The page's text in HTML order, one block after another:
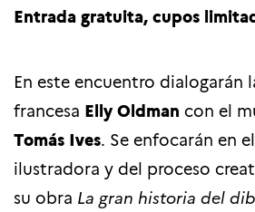
Entrada gratuita, cupos
En este encuentro dialogarán
francesa Elly Oldman con el
Tomás Ives. Se enfocarán en
ilustradora y del proceso
su obra La gran historia del